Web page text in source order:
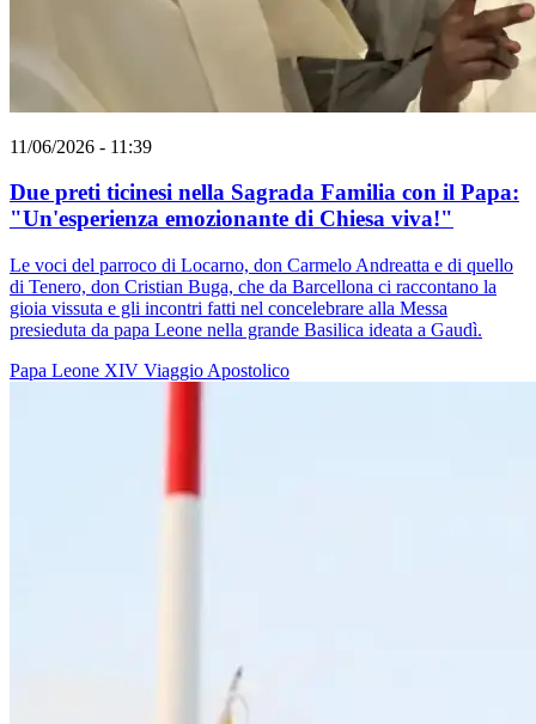
11/06/2026 - 11:39
Due preti ticinesi nella Sagrada Familia con il Papa:
"Un'esperienza emozionante di Chiesa viva!"
Le voci del parroco di Locarno, don Carmelo Andreatta e di quello
di Tenero, don Cristian Buga, che da Barcellona ci raccontano la
gioia vissuta e gli incontri fatti nel concelebrare alla Messa
presieduta da papa Leone nella grande Basilica ideata a Gaudì.
Papa Leone XIV Viaggio Apostolico